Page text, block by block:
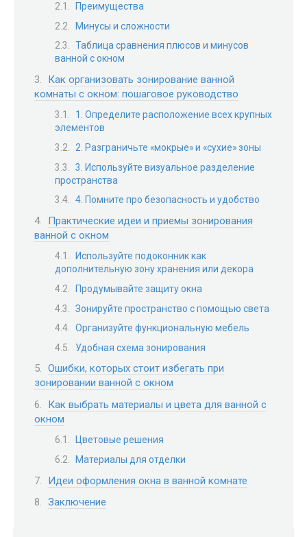
Преимущества
Минусы и сложности
Таблица сравнения плюсов и минусов
ванной с окном
Как организовать зонирование ванной
комнаты с окном: пошаговое руководство
1. Определите расположение всех крупных
элементов
2. Разграничьте «мокрые» и «сухие» зоны
3. Используйте визуальное разделение
пространства
4. Помните про безопасность и удобство
Практические идеи и приемы зонирования
ванной с окном
Используйте подоконник как
дополнительную зону хранения или декора
Продумывайте защиту окна
Зонируйте пространство с помощью света
Организуйте функциональную мебель
Удобная схема зонирования
Ошибки, которых стоит избегать при
зонировании ванной с окном
Как выбрать материалы и цвета для ванной с
окном
Цветовые решения
Материалы для отделки
Идеи оформления окна в ванной комнате
Заключение